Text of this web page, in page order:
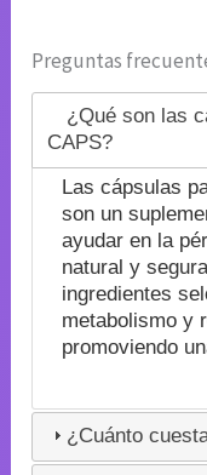
Preguntas
¿Qué son las
CAPS?
Las cápsulas
son un
ayudar en la
natural y
ingredientes
metabolismo y
promoviendo
¿Cuánto